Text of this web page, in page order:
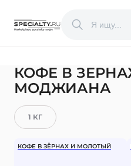
КОФЕ В
МОДЖИАНА
1 КГ
КОФЕ В ЗЁРНАХ И МОЛОТЫЙ